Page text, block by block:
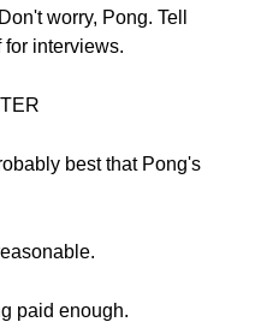
worry, Pong. Tell
interviews.
best that Pong's
paid enough.